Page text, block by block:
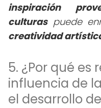
inspiración
culturaspuede
creatividad
5. ¿Por qué es
influencia de
el desarrollo